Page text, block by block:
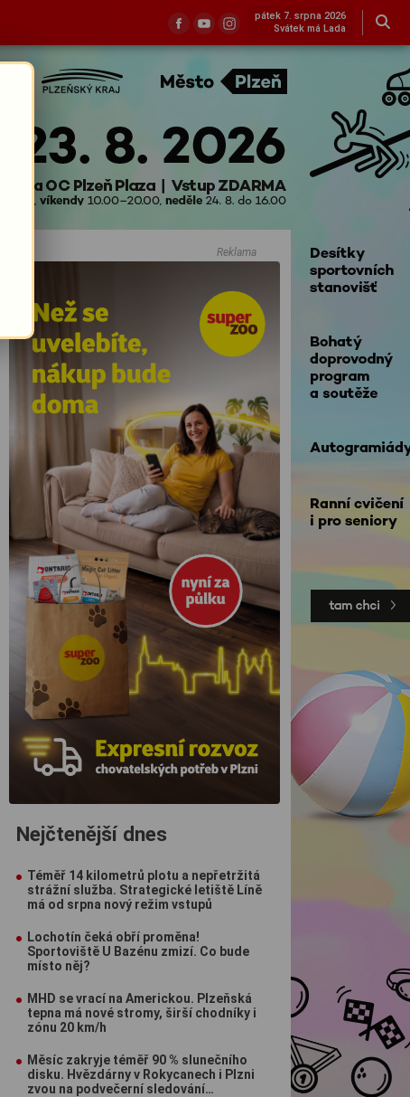
pátek 7. srpna 2026
Svátek má Lada
Reklama
Nejčtenější dnes
Téměř 14 kilometrů plotu a nepřetržitá
strážní služba. Strategické letiště Líně
má od srpna nový režim vstupů
Lochotín čeká obří proměna!
Sportoviště U Bazénu zmizí. Co bude
místo něj?
MHD se vrací na Americkou. Plzeňská
tepna má nové stromy, širší chodníky i
zónu 20 km/h
Měsíc zakryje téměř 90 % slunečního
disku. Hvězdárny v Rokycanech i Plzni
zvou na podvečerní sledování